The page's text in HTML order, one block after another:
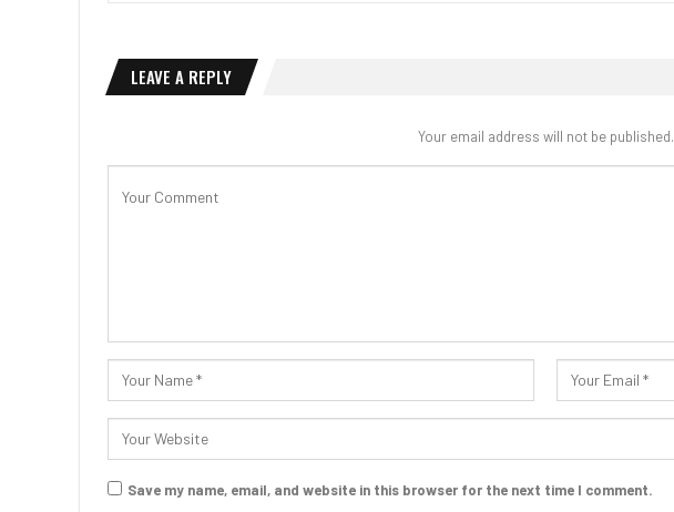
LEAVE A REPLY
Your email address will not be published.
Save my name, email, and website in this browser for the next time I comment.